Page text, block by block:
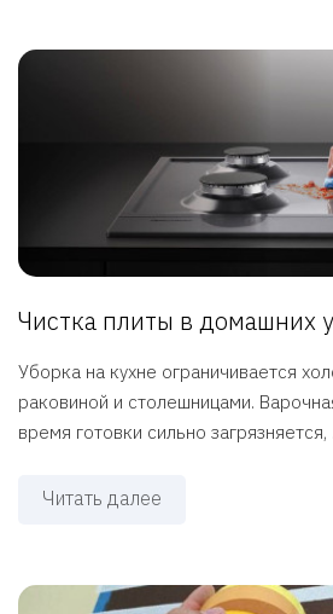
Чистка плиты в домашних
Уборка на кухне ограничивается
раковиной и столешницами.
время готовки сильно загрязняется,
Читать далее